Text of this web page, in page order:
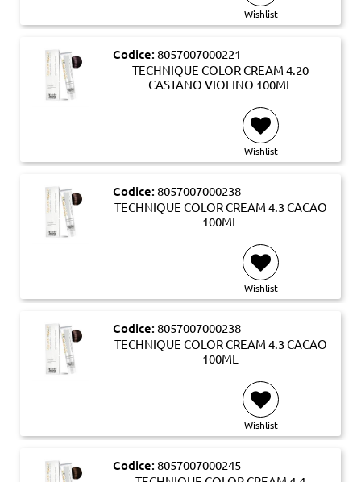
Wishlist
Codice: 8057007000221
TECHNIQUE COLOR CREAM 4.20
CASTANO VIOLINO 100ML
Wishlist
Codice: 8057007000238
TECHNIQUE COLOR CREAM 4.3 CACAO
100ML
Wishlist
Codice: 8057007000238
TECHNIQUE COLOR CREAM 4.3 CACAO
100ML
Wishlist
Codice: 8057007000245